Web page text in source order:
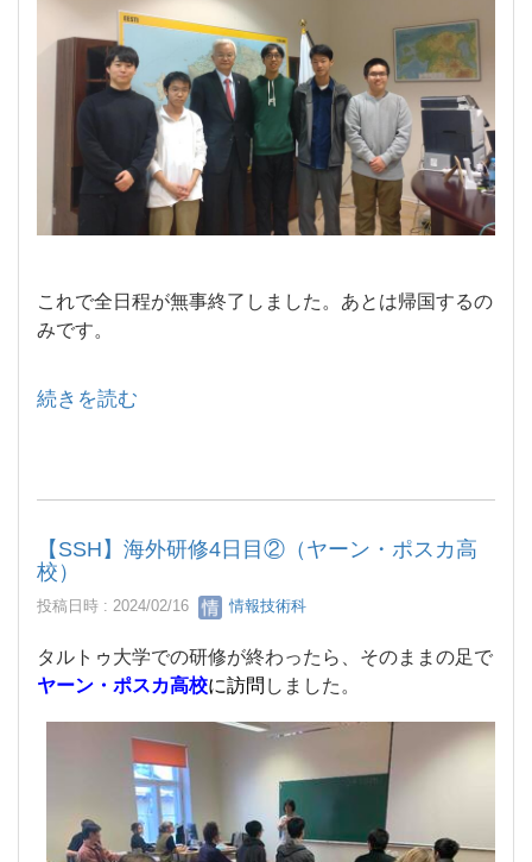
これで全日程が無事終了しました。 あとは帰国するの
みです。
続きを読む
【SSH】海外研修4日目②（ヤーン・ポスカ高
校）
投稿日時 : 2024/02/16 情報技術科
タルトゥ大学での研修が終わったら、そのままの足で
ヤーン・ポスカ高校に訪問 しました。